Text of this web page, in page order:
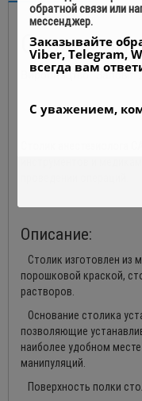
Столик
Виробництво
Описание:
Столик изготовлен из
порошковой краской,
растворов.
Основание столика
позволяющие
наиболее удобном
манипуляций.
Поверхность полки
обратной связи или
мессенджер.
Заказывайте
Viber, Telegram,
всегда вам
С уважением,